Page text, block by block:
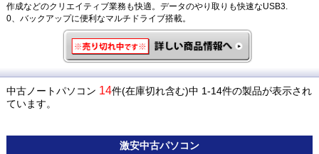
作成などのクリエイティブ業務も快適。データのやり取りも快速なUSB3.
0、バックアップに便利なマルチドライブ搭載。
中古ノートパソコン 14件(在庫切れ含む)中 1-14件の製品が表示され
ています。
激安中古パソコン